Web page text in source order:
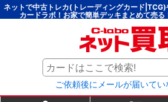
ネットで中古トレカ(トレーディングカード
カードラボ！お家で簡単デッキまとめて売る
ご依頼後にメールが届いて